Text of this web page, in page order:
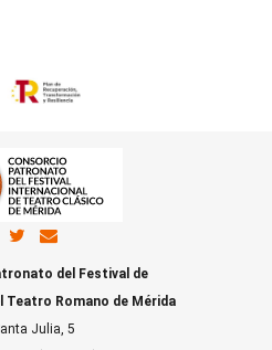
del Festival de
Teatro Romano de Mérida
Julia, 5